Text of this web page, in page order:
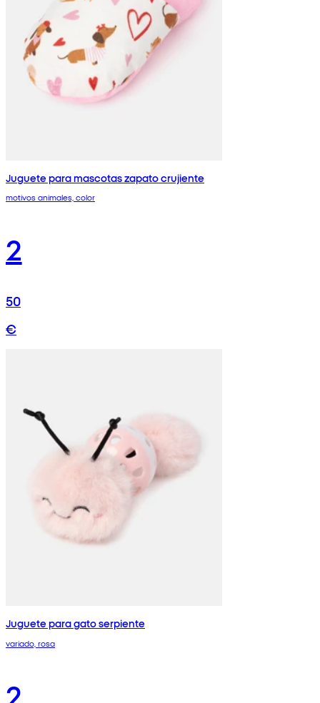
Juguete para mascotas zapato crujiente
motivos animales, color
2
50
€
Juguete para gato serpiente
variado, rosa
2